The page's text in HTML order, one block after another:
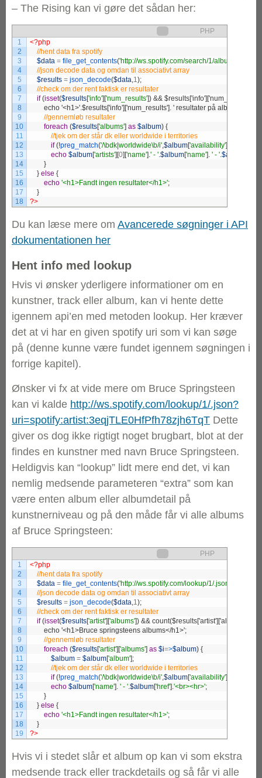
– The Rising kan vi gøre det sådan her:
PHP
1
2
3
4
5
6
7
8
9
10
11
12
13
14
15
16
17
18
<?php
$data = file_get_contents('http://ws.spotify.com/search/1/
$results = json_decode($data,1);
if (isset($results['info'] ['num_results'])
echo '<h1>'.$results['info']['num_results']. ' resultater på albummet
foreach ($results['albums'] as $album) {
if (!preg_match('/\bdk|worldwide\b/i',$album['availability']
echo $album['artists'] [0] ['name'].' - '.$album['name']. ' - '.$album
}
} else {
echo '<h1>Fandt ingen resultater</h1>';
}
?>
Du kan læse mere om Avancerede søgninger i API
dokumentationen her
Hent info med lookup
Hvis vi ønsker yderligere informationer om en
kunstner, track eller album, kan vi hente dette
igennem api’en med metoden lookup. Her kræver
det at vi har en given spotify uri som vi kan søge
på (denne kunne være fundet igennem søgningen i
forrige kapitel).
Ønsker vi fx at vide mere om Bruce Springsteen
kan vi kalde http://ws.spotify.com/lookup/1/.json?
uri=spotify:artist:3eqjTLE0HfPfh78zjh6TqT Dette
giver os dog ikke rigtigt noget brugbart, blot at der
findes en kunstner med navn Bruce Springsteen.
Heldigvis kan “lookup” lidt mere end det, vi kan
nemlig medsende parameteren “extra” som kan
være enten album eller albumdetail på
kunstnerniveau og på den måde får vi alle albums
af Bruce Springsteen:
PHP
1
2
3
4
5
6
7
8
9
10
11
12
13
14
15
16
17
18
19
<?php
$data = file_get_contents('http://ws.spotify.com/lookup/1/
$results = json_decode($data,1);
if (isset($results['artist'] ['albums'])
echo '<h1>Bruce springsteens albums</h1>';
foreach ($results['artist'] ['albums'] as $i=>$album) {
$album = $album['album'];
if (!preg_match('/\bdk|worldwide\b/i',$album['availability']
echo $album['name']. ' - '.$album['href'].'<br><hr>';
}
} else {
echo '<h1>Fandt ingen resultater</h1>';
}
?>
Hvis vi i stedet slår et album op kan vi som ekstra
medsende track eller trackdetails og så får vi alle